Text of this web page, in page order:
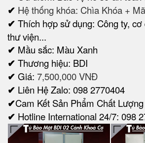
✔ Hệ thống khóa: Chìa Khóa +
✔ Thích hợp sử dụng: Công ty,
thư viện...
✔ Mầu sắc: Màu Xanh
✔ Thương hiệu: BDI
✔ Giá: 7,500,000 VNĐ
✔ Liên Hệ Zalo: 098 2770404
✔Cam Kết Sản Phẩm Chất
✔ Hotline International 24/7: 098